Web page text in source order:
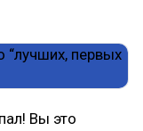
Вы это